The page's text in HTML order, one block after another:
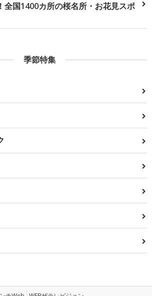
全国1400カ所の桜名所・お花見スポ
季節特集